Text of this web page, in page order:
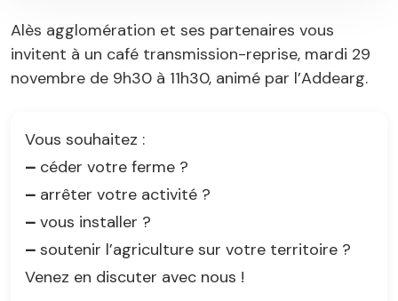
Alès agglomération et ses partenaires vous
invitent à un café transmission-reprise, mardi 29
novembre de 9h30 à 11h30, animé par l’Addearg.
Vous souhaitez :
– céder votre ferme ?
– arrêter votre activité ?
– vous installer ?
– soutenir l’agriculture sur votre territoire ?
Venez en discuter avec nous !